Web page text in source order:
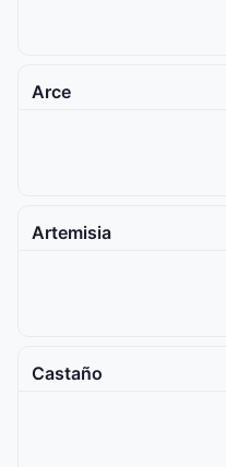
Arce
Artemisia
Castaño